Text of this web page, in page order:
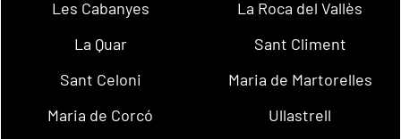
Les Cabanyes
La Roca del Vallès
La Quar
Sant Climent
Sant Celoni
Maria de Martorelles
Maria de Corcó
Ullastrell